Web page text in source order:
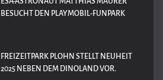
BESUCHT DEN PLAYMOBIL-FUNPARK
FREIZEITPARK PLOHN STELLT NEUHEIT
2025 NEBEN DEM DINOLAND VOR.